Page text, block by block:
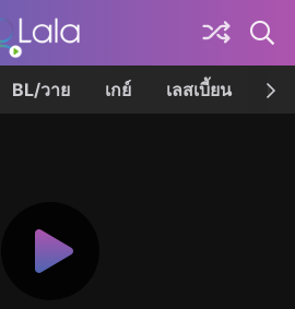
BL/วาย เกย์ เลสเบี้ยน เค